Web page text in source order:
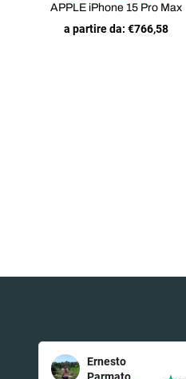
APPLE iPhone 15 Pro Max
a partire da: €766,58
Ernesto